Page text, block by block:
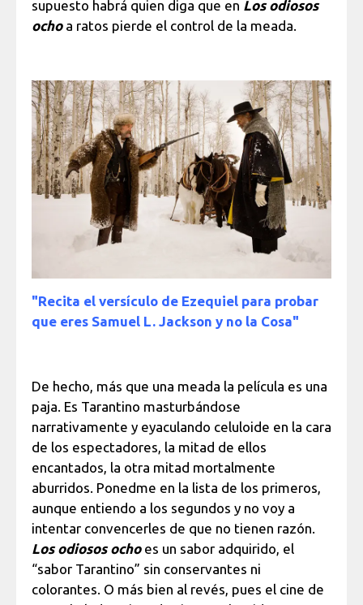
supuesto habrá quien diga que en Los odiosos
ochoa ratos pierde el control de la meada.
"Recita el versículo de Ezequiel para probar
que eres Samuel L. Jackson y no la Cosa"
De hecho, más que una meada la película es una
paja. Es Tarantino masturbándose
narrativamente y eyaculando celuloide en la cara
de los espectadores, la mitad de ellos
encantados, la otra mitad mortalmente
aburridos. Ponedme en la lista de los primeros,
aunque entiendo a los segundos y no voy a
intentar convencerles de que no tienen razón.
Los odiosos ochoes un sabor adquirido, el
“sabor Tarantino” sin conservantes ni
colorantes. O más bien al revés, pues el cine de